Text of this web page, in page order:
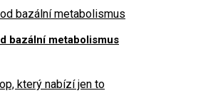
bazální metabolismus